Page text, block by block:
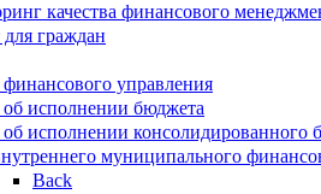
качества финансового
граждан
управления
исполнении бюджета
исполнении консолидированного
муниципального
Back